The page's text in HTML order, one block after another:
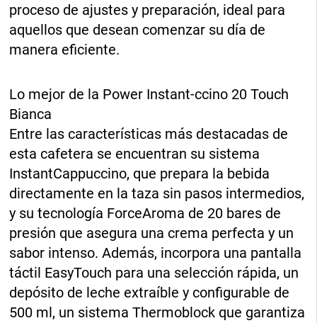
proceso de ajustes y preparación, ideal para
aquellos que desean comenzar su día de
manera eficiente.
Lo mejor de la Power Instant-ccino 20 Touch
Bianca
Entre las características más destacadas de
esta cafetera se encuentran su sistema
InstantCappuccino, que prepara la bebida
directamente en la taza sin pasos intermedios,
y su tecnología ForceAroma de 20 bares de
presión que asegura una crema perfecta y un
sabor intenso. Además, incorpora una pantalla
táctil EasyTouch para una selección rápida, un
depósito de leche extraíble y configurable de
500 ml, un sistema Thermoblock que garantiza